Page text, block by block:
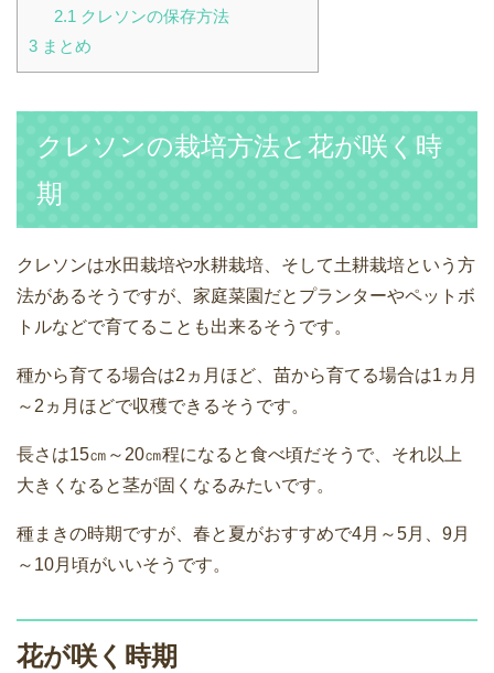
2.1クレソンの保存方法
3 まとめ
クレソンの栽培方法と花が咲く時
期
クレソンは水田栽培や水耕栽培、そして土耕栽培という方
法があるそうですが、家庭菜園だとプランターやペットボ
トルなどで育てることも出来るそうです。
種から育てる場合は2ヵ月ほど、苗から育てる場合は1ヵ月
～2ヵ月ほどで収穫できるそうです。
長さは15㎝～20㎝程になると食べ頃だそうで、それ以上
大きくなると茎が固くなるみたいです。
種まきの時期ですが、春と夏がおすすめで4月～5月、9月
～10月頃がいいそうです。
花が咲く時期